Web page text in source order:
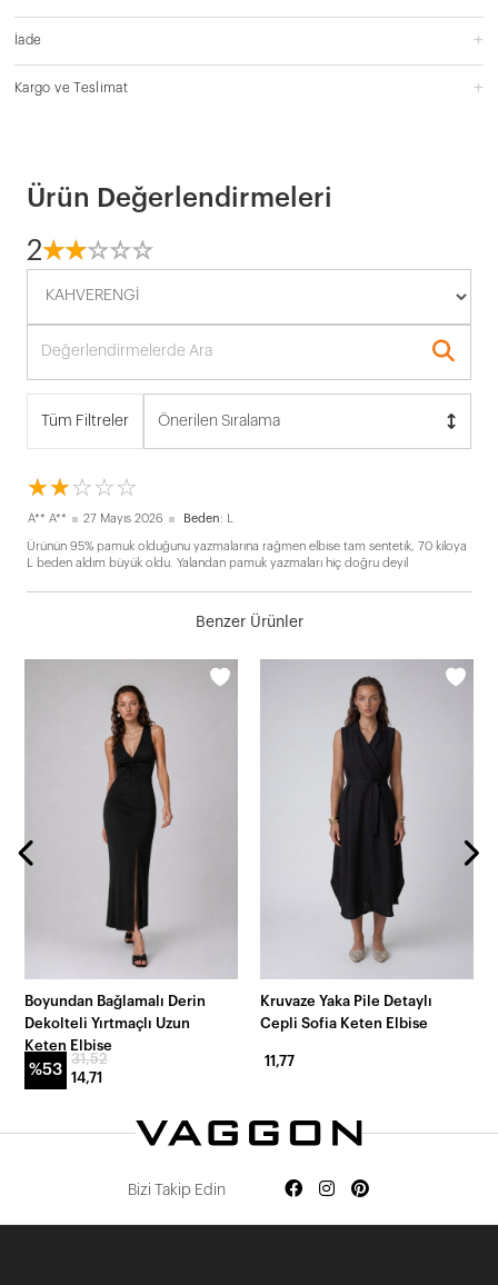
İade
Kargo ve Teslimat
Ürün Değerlendirmeleri
2☆☆☆☆☆
★★★★★
Tüm Filtreler Önerilen Sıralama
☆☆☆☆☆
★★★★★
A** A** 27 Mayıs 2026 Beden: L
Ürünün 95% pamuk olduğunu yazmalarına rağmen elbise tam sentetik, 70 kiloya
L beden aldım büyük oldu. Yalandan pamuk yazmaları hiç doğru deyil
Benzer Ürünler
Boyundan Bağlamalı Derin
Dekolteli Yırtmaçlı Uzun
Keten Elbise
%53
31,52
14,71
Kruvaze Yaka Pile Detaylı
Cepli Sofia Keten Elbise
11,77
Bizi Takip Edin